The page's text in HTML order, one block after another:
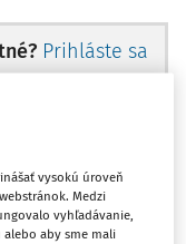
Prihláste sa
len
vysokú úroveň
Medzi
vyhľadávanie,
aby sme mali